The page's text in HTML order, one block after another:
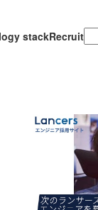
stackRecruit検
索: